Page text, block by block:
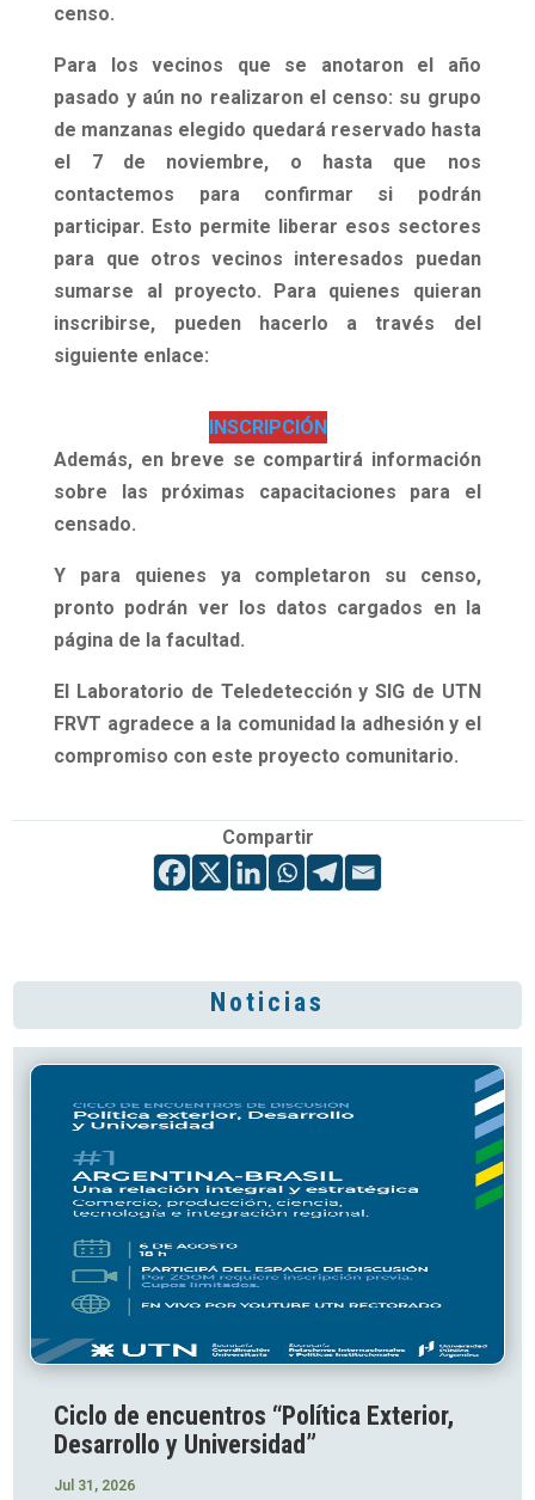
censo.
Para los vecinos que se anotaron el año
pasado y aún no realizaron el censo: su grupo
de manzanas elegido quedará reservado hasta
el 7 de noviembre, o hasta que nos
contactemos para confirmar si podrán
participar. Esto permite liberar esos sectores
para que otros vecinos interesados puedan
sumarse al proyecto. Para quienes quieran
inscribirse, pueden hacerlo a través del
siguiente enlace:
INSCRIPCIÓN
Además, en breve se compartirá información
sobre las próximas capacitaciones para el
censado.
Y para quienes ya completaron su censo,
pronto podrán ver los datos cargados en la
página de la facultad.
El Laboratorio de Teledetección y SIG de UTN
FRVT agradece a la comunidad la adhesión y el
compromiso con este proyecto comunitario.
Compartir
Noticias
Ciclo de encuentros “Política Exterior,
Desarrollo y Universidad”
Jul 31, 2026